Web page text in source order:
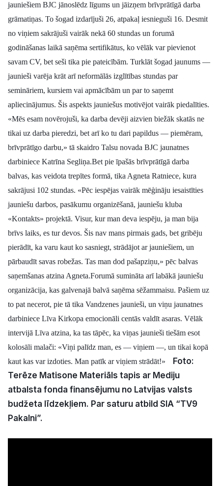
jauniešiem BJC jānoslēdz līgums un jāizņem brīvprātīgā darba
grāmatiņas. To šogad izdarījuši 26, atpakaļ iesnieguši 16. Desmit
no viņiem sakrājuši vairāk nekā 60 stundas un forumā
godināšanas laikā saņēma sertifikātus, ko vēlāk var pievienot
savam CV, bet seši tika pie pateicībām. Turklāt šogad jaunums —
jaunieši varēja krāt arī neformālās izglītības stundas par
semināriem, kursiem vai apmācībām un par to saņemt
apliecinājumus. Šis aspekts jauniešus motivējot vairāk piedalīties.
«Mēs esam novērojuši, ka darba devēji aizvien biežāk skatās ne
tikai uz darba pieredzi, bet arī ko tu dari papildus — piemēram,
brīvprātīgo darbu,» tā skaidro Talsu novada BJC jaunatnes
darbiniece Katrīna Segliņa.Bet pie īpašās brīvprātīgā darba
balvas, kas veidota trepītes formā, tika Agneta Ratniece, kura
sakrājusi 102 stundas. «Pēc iespējas vairāk mēģināju iesaistīties
jauniešu darbos, pasākumu organizēšanā, jauniešu kluba
«Kontakts» projektā. Visur, kur man deva iespēju, ja man bija
brīvs laiks, es tur devos. Šis nav mans pirmais gads, bet gribēju
pierādīt, ka varu kaut ko sasniegt, strādājot ar jauniešiem, un
pārbaudīt savas robežas. Tas man dod pašapziņu,» pēc balvas
saņemšanas atzina Agneta.Forumā sumināta arī labākā jauniešu
organizācija, kas galvenajā balvā saņēma sēžammaisu. Pašiem uz
to pat necerot, pie tā tika Vandzenes jaunieši, un viņu jaunatnes
darbiniece Līva Kirkopa emocionāli centās valdīt asaras. Vēlāk
intervijā Līva atzina, ka tas tāpēc, ka viņas jaunieši tiešām esot
kolosāli malači: «Viņi palīdz man, es — viņiem —, un tikai kopā
kaut kas var izdoties. Man patīk ar viņiem strādāt!»
Foto:
Terēze Matisone Materiāls tapis ar Mediju
atbalsta fonda finansējumu no Latvijas valsts
budžeta līdzekļiem. Par saturu atbild SIA “TV9
Pakalni”.